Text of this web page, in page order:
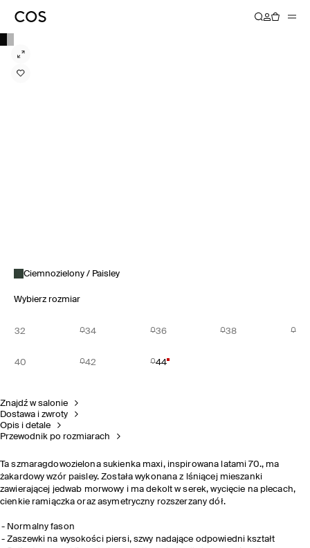
Ciemnozielony / Paisley
Wybierz rozmiar
32 34 36 38
40 42 44
Znajdź w salonie
Dostawa i zwroty
Opis i detale
Przewodnik po rozmiarach
Ta szmaragdowozielona sukienka maxi, inspirowana latami 70., ma
żakardowy wzór paisley. Została wykonana z lśniącej mieszanki
zawierającej jedwab morwowy i ma dekolt w serek, wycięcie na plecach,
cienkie ramiączka oraz asymetryczny rozszerzany dół.
Normalny fason
Zaszewki na wysokości piersi, szwy nadające odpowiedni kształt